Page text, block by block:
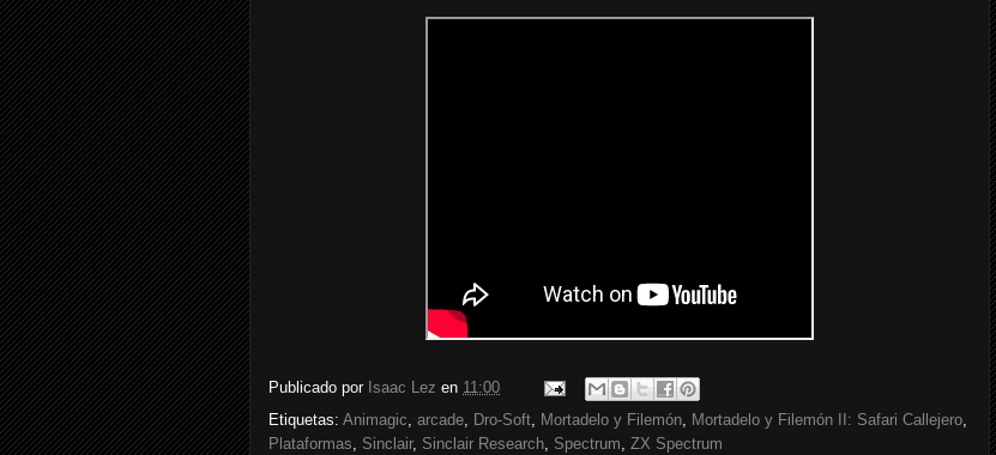
Publicado por Isaac Lez en 11:00
Etiquetas: Animagic, arcade, Dro-Soft, Mortadelo y Filemón, Mortadelo y Filemón II: Safari Callejero,
Plataformas, Sinclair, Sinclair Research, Spectrum, ZX Spectrum